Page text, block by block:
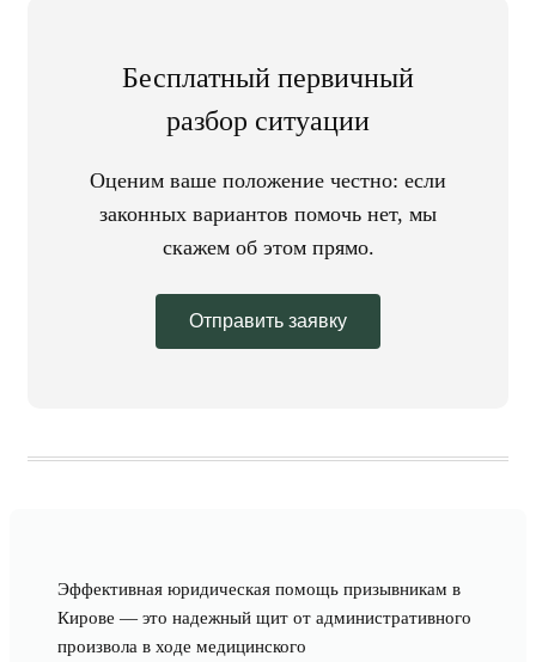
Бесплатный первичный
разбор ситуации
Оценим ваше положение честно: если
законных вариантов помочь нет, мы
скажем об этом прямо.
Отправить заявку
Эффективная юридическая помощь призывникам в
Кирове — это надежный щит от административного
произвола в ходе медицинского